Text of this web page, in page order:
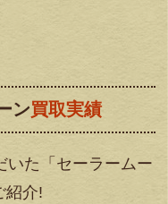
ン買取実績
いた「セーラームー
紹介!